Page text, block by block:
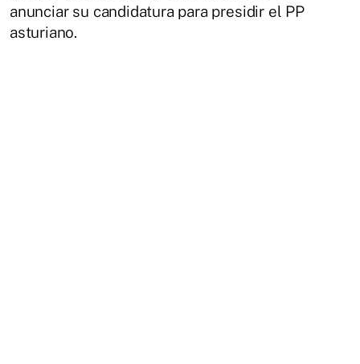
anunciar su candidatura para presidir el PP
asturiano.